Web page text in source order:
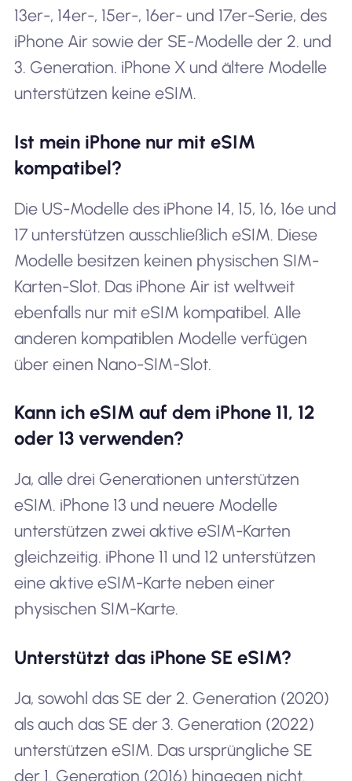
13er-, 14er-, 15er-, 16er- und 17er-Serie, des
iPhone Air sowie der SE-Modelle der 2. und
3. Generation. iPhone X und ältere Modelle
unterstützen keine eSIM.
Ist mein iPhone nur mit eSIM
kompatibel?
Die US-Modelle des iPhone 14, 15, 16, 16e und
17 unterstützen ausschließlich eSIM. Diese
Modelle besitzen keinen physischen SIM-
Karten-Slot. Das iPhone Air ist weltweit
ebenfalls nur mit eSIM kompatibel. Alle
anderen kompatiblen Modelle verfügen
über einen Nano-SIM-Slot.
Kann ich eSIM auf dem iPhone 11, 12
oder 13 verwenden?
Ja, alle drei Generationen unterstützen
eSIM. iPhone 13 und neuere Modelle
unterstützen zwei aktive eSIM-Karten
gleichzeitig. iPhone 11 und 12 unterstützen
eine aktive eSIM-Karte neben einer
physischen SIM-Karte.
Unterstützt das iPhone SE eSIM?
Ja, sowohl das SE der 2. Generation (2020)
als auch das SE der 3. Generation (2022)
unterstützen eSIM. Das ursprüngliche SE
der 1. Generation (2016) hingegen nicht.